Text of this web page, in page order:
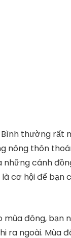
thường rất
nông thôn
cánh
cơ hội để
mùa đông,
ra ngoài. Mùa